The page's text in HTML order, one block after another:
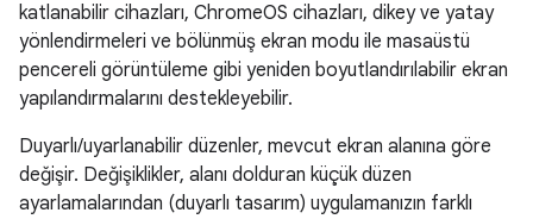
katlanabilir cihazları, ChromeOS cihazları, dikey ve yatay
yönlendirmeleri ve bölünmüş ekran modu ile masaüstü
pencereli görüntüleme gibi yeniden boyutlandırılabilir ekran
yapılandırmalarını destekleyebilir.
Duyarlı/uyarlanabilir düzenler, mevcut ekran alanına göre
değişir. Değişiklikler, alanı dolduran küçük düzen
ayarlamalarından (duyarlı tasarım) uygulamanızın farklı